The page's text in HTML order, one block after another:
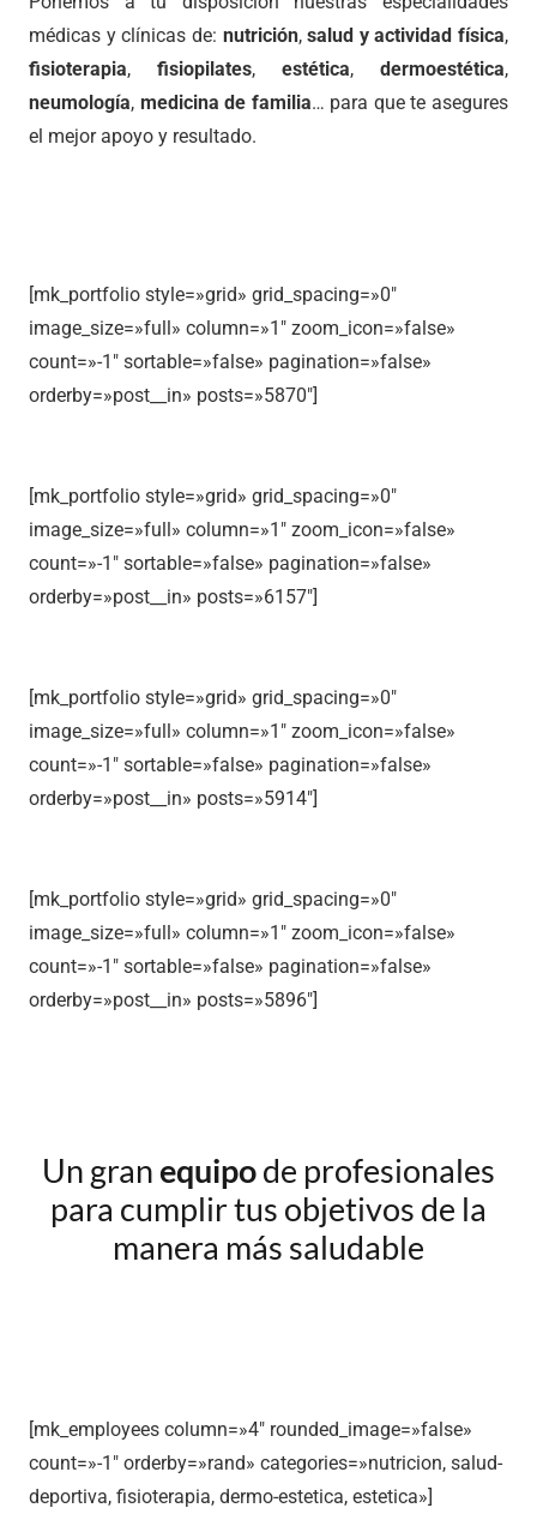
médicas y clínicas de: nutrición,salud y actividad física,
fisioterapia, fisiopilates, estética, dermoestética,
neumología, medicina de familia… para que te asegures
el mejor apoyo y resultado.
[mk_portfolio style=»grid» grid_spacing=»0″
image_size=»full» column=»1″ zoom_icon=»false»
count=»-1″ sortable=»false» pagination=»false»
orderby=»post__in» posts=»5870″]
[mk_portfolio style=»grid» grid_spacing=»0″
image_size=»full» column=»1″ zoom_icon=»false»
count=»-1″ sortable=»false» pagination=»false»
orderby=»post__in» posts=»6157″]
[mk_portfolio style=»grid» grid_spacing=»0″
image_size=»full» column=»1″ zoom_icon=»false»
count=»-1″ sortable=»false» pagination=»false»
orderby=»post__in» posts=»5914″]
[mk_portfolio style=»grid» grid_spacing=»0″
image_size=»full» column=»1″ zoom_icon=»false»
count=»-1″ sortable=»false» pagination=»false»
orderby=»post__in» posts=»5896″]
Un granequipode profesionales
para cumplir tus objetivos de la
manera más saludable
[mk_employees column=»4″ rounded_image=»false»
count=»-1″ orderby=»rand» categories=»nutricion, salud-
deportiva, fisioterapia, dermo-estetica, estetica»]